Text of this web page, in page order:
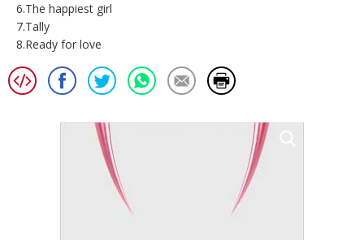
6.The happiest girl
7.Tally
8.Ready for love